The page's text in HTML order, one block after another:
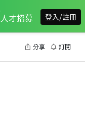
人才招募 登入/註冊
分享 訂閱